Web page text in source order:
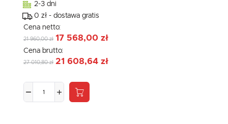
2-3 dni
0 zł - dostawa gratis
Cena netto:
21 960,00 zł 17 568,00 zł
Cena brutto:
27 010,80 zł 21 608,64 zł